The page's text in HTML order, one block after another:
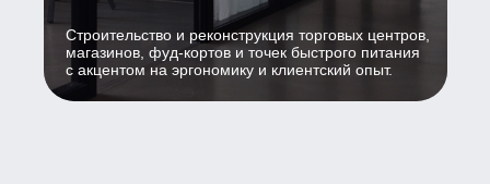
Строительство и реконструкция торговых центров,
магазинов, фуд-кортов и точек быстрого питания
с акцентом на эргономику и клиентский опыт.